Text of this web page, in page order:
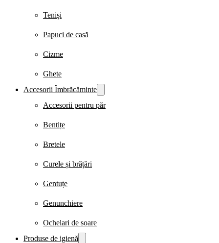
Teniși
Papuci de casă
Cizme
Ghete
Accesorii Îmbrăcăminte
Accesorii pentru păr
Bentițe
Bretele
Curele și brățări
Gentuțe
Genunchiere
Ochelari de soare
Produse de igienă